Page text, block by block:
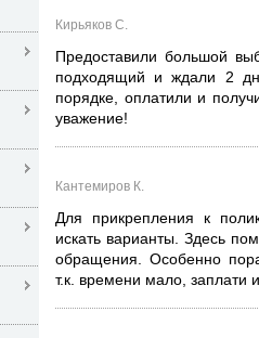
Кирьяков С.
Предоставили большой
подходящий и ждали 2
порядке, оплатили и
уважение!
Кантемиров К.
Для прикрепления к
искать варианты. Здесь
обращения. Особенно
т.к. времени мало, заплати